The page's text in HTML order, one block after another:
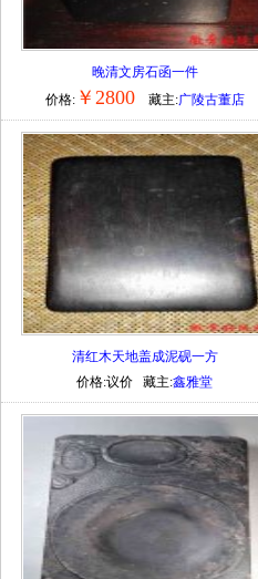
晚清文房石函一件
价格: ￥2800 藏主:广陵古董店
清红木天地盖成泥砚一方
价格:议价 藏主:鑫雅堂